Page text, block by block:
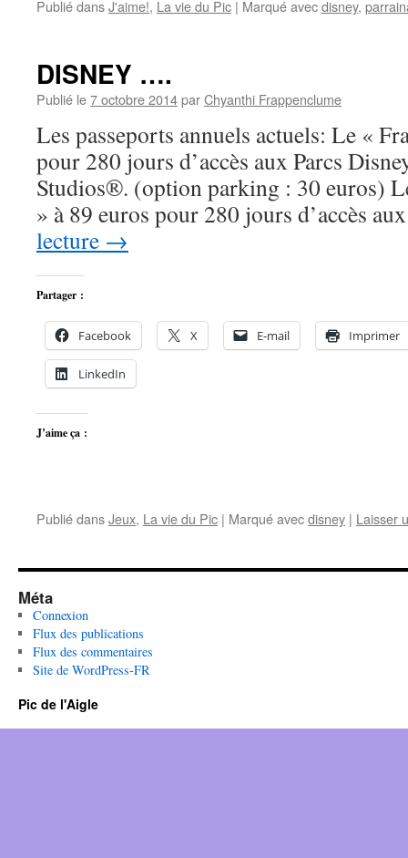
Publié dansJ'aime!, La vie du Pic | Marqué avecdisney,
DISNEY ….
Publié le7 octobre 2014parChyanthi Frappenclume
Les passeports annuels actuels: Le «
pour 280 jours d’accès aux Parcs
Studios®. (option parking : 30 euros)
» à 89 euros pour 280 jours d’accès
lecture →
Partager :
Facebook X E-mail Imprimer
LinkedIn
J’aime ça :
Publié dansJeux, La vie du Pic | Marqué avecdisney | Laisser
Méta
Connexion
Flux des publications
Flux des commentaires
Site de WordPress-FR
Pic de l'Aigle